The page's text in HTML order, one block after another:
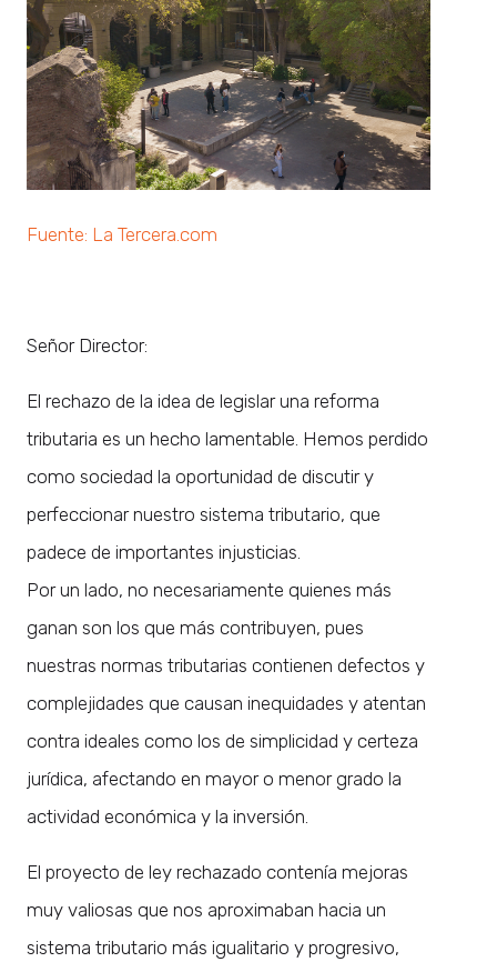
Fuente: La Tercera.com
Señor Director:
El rechazo de la idea de legislar una reforma
tributaria es un hecho lamentable. Hemos perdido
como sociedad la oportunidad de discutir y
perfeccionar nuestro sistema tributario, que
padece de importantes injusticias.
Por un lado, no necesariamente quienes más
ganan son los que más contribuyen, pues
nuestras normas tributarias contienen defectos y
complejidades que causan inequidades y atentan
contra ideales como los de simplicidad y certeza
jurídica, afectando en mayor o menor grado la
actividad económica y la inversión.
El proyecto de ley rechazado contenía mejoras
muy valiosas que nos aproximaban hacia un
sistema tributario más igualitario y progresivo,